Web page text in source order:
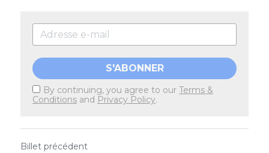
S'ABONNER
By continuing, you agree to our Terms &
Conditions and Privacy Policy.
Billet précédent